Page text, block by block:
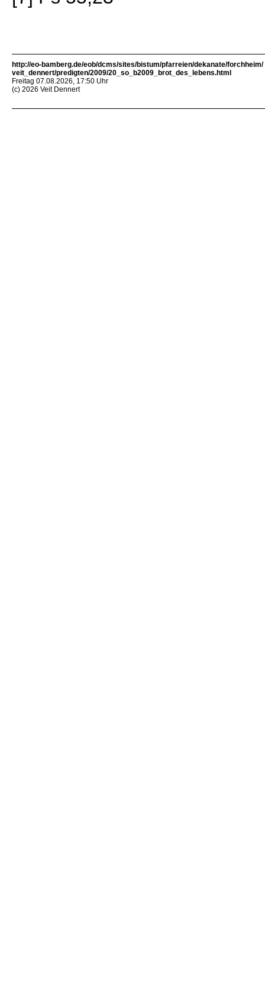
http://eo-bamberg.de/eob/dcms/sites/bistum/pfarreien/dekanate/forchheim/
veit_dennert/predigten/2009/20_so_b2009_brot_des_lebens.html
Freitag 07.08.2026, 17:50 Uhr
(c) 2026 Veit Dennert